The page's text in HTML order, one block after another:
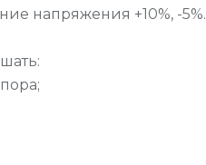
напряжения +10%, -5%.